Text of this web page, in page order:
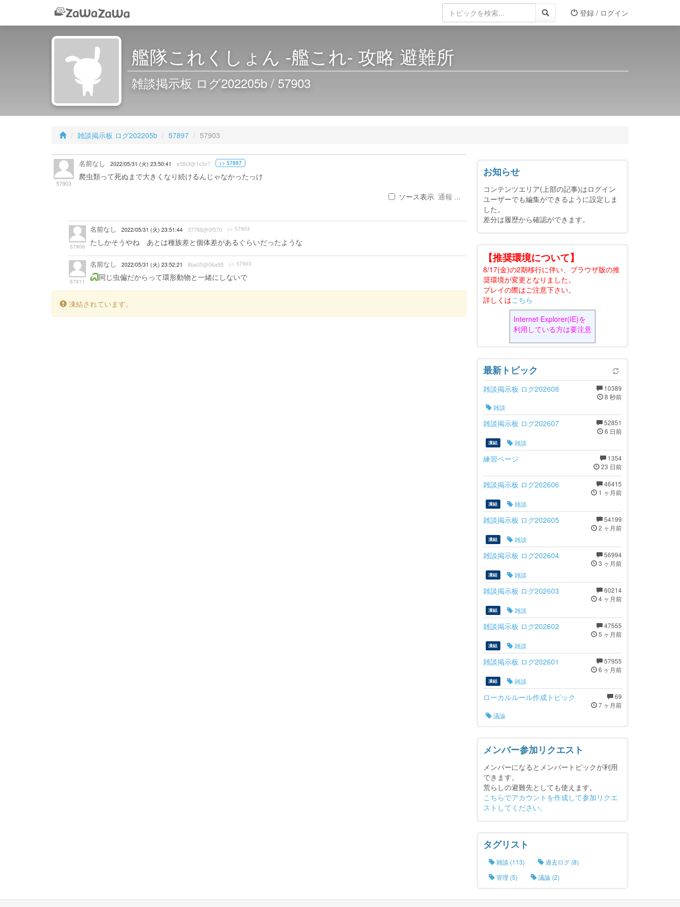
登録 / ログイン
艦隊これくしょん -艦これ- 攻略 避難所
雑談掲示板 ログ202205b / 57903
雑談掲示板 ログ202205b 57897 57903
57903
名前なし 2022/05/31 (火) 23:50:41 e5fb3@1c3e7 >> 57897
爬虫類って死ぬまで大きくなり続けるんじゃなかったっけ
ソース表示 通報 ...
57906
名前なし 2022/05/31 (火) 23:51:44 37768@0f570 >> 57903
たしかそうやね あとは種族差と個体差があるぐらいだったような
57911
名前なし 2022/05/31 (火) 23:52:21 8ba05@06a95 >> 57903
同じ虫偏だからって環形動物と一緒にしないで
凍結されています。
お知らせ
コンテンツエリア(上部の記事)はログイン
ユーザーでも編集ができるように設定しま
した。
差分は履歴から確認ができます。
【推奨環境について】
8/17(金)の2期移行に伴い、ブラウザ版の推
奨環境が変更となりました。
プレイの際はご注意下さい。
詳しくはこちら
Internet Explorer(IE)を
利用している方は要注意
最新トピック
10389
8 秒前
雑談掲示板 ログ202608
雑談
52851
6 日前
雑談掲示板 ログ202607
凍結
雑談
1354
23 日前
練習ページ
46415
1 ヶ月前
雑談掲示板 ログ202606
凍結
雑談
54199
2 ヶ月前
雑談掲示板 ログ202605
凍結
雑談
56994
3 ヶ月前
雑談掲示板 ログ202604
凍結
雑談
60214
4 ヶ月前
雑談掲示板 ログ202603
凍結
雑談
47555
5 ヶ月前
雑談掲示板 ログ202602
凍結
雑談
57955
6 ヶ月前
雑談掲示板 ログ202601
凍結
雑談
69
7 ヶ月前
ローカルルール作成トピック
議論
メンバー参加リクエスト
メンバーになるとメンバートピックが利用
できます。
荒らしの避難先としても使えます。
こちらでアカウントを作成して参加リクエ
ストしてください。
タグリスト
雑談 (113)
過去ログ (8)
管理 (5)
議論 (2)